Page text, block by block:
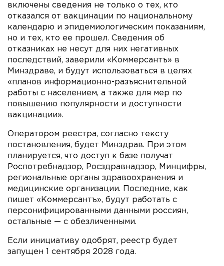
включены сведения не только о тех, кто
отказался от вакцинации по национальному
календарю и эпидемиологическим показаниям,
но и тех, кто ее прошел. Сведения об
отказниках не несут для них негативных
последствий, заверили «Коммерсантъ» в
Минздраве, и будут использоваться в целях
«планов информационно-разъяснительной
работы с населением, а также для мер по
повышению популярности и доступности
вакцинации».
Оператором реестра, согласно тексту
постановления, будет Минздрав. При этом
планируется, что доступ к базе получат
Роспотребнадзор, Росздравнадзор, Минцифры,
региональные органы здравоохранения и
медицинские организации. Последние, как
пишет «Коммерсантъ», будут работать с
персонифицированными данными россиян,
остальные — с обезличенными.
Если инициативу одобрят, реестр будет
запущен 1 сентября 2028 года.